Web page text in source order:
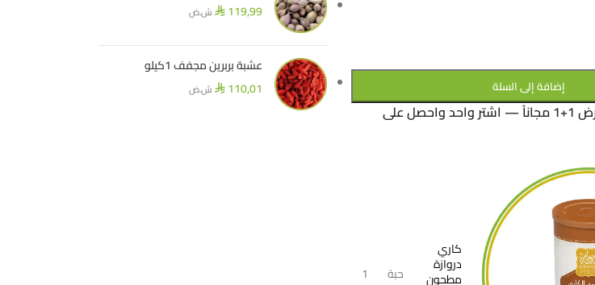
إضافة إلى السلة
المنتج متوفر حالياً بعرض 1+1 مجاناً — اشتر واحد واحصل على
كاري
دروازة
مطحون حبة 1
⃁ 119,99 ش.ض
عشبة بربرين مجفف 1كيلو
⃁ 110,01 ش.ض